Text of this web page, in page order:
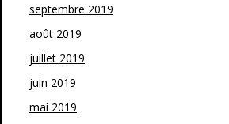
septembre 2019
août 2019
juillet 2019
juin 2019
mai 2019